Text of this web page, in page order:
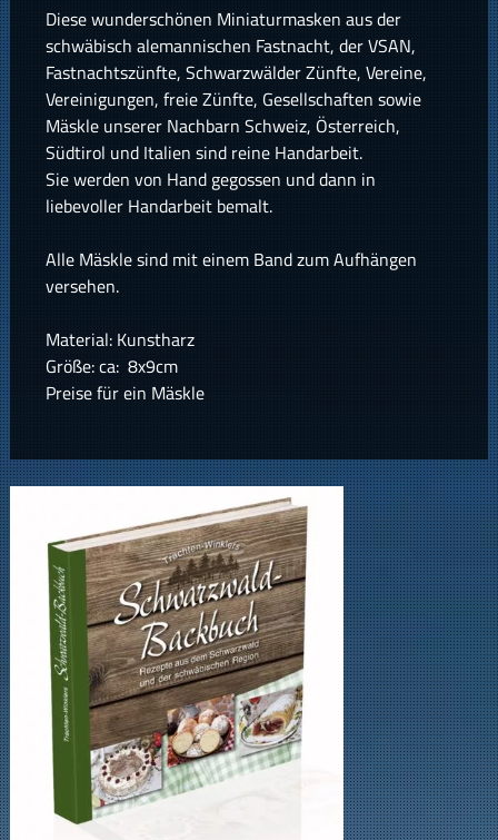
Diese wunderschönen Miniaturmasken aus der
schwäbisch alemannischen Fastnacht, der VSAN,
Fastnachtszünfte, Schwarzwälder Zünfte, Vereine,
Vereinigungen, freie Zünfte, Gesellschaften sowie
Mäskle unserer Nachbarn Schweiz, Österreich,
Südtirol und Italien sind reine Handarbeit.
Sie werden von Hand gegossen und dann in
liebevoller Handarbeit bemalt.
Alle Mäskle sind mit einem Band zum Aufhängen
versehen.
Material: Kunstharz
Größe: ca: 8x9cm
Preise für ein Mäskle